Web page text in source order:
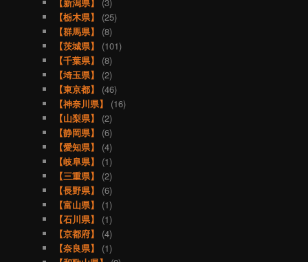
【栃木県】
(25)
【群馬県】
(8)
【茨城県】
(101)
【千葉県】
(8)
【埼玉県】
(2)
【東京都】
(46)
【神奈川県】
(16)
【山梨県】
(2)
【静岡県】
(6)
【愛知県】
(4)
【岐阜県】
(1)
【三重県】
(2)
【長野県】
(6)
【富山県】
(1)
【石川県】
(1)
【京都府】
(4)
【奈良県】
(1)